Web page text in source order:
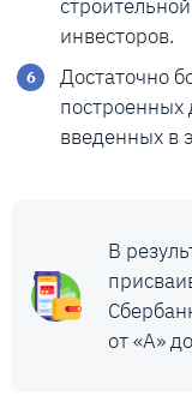
инвесторов.
Достаточно
введенных в
В
от «А»